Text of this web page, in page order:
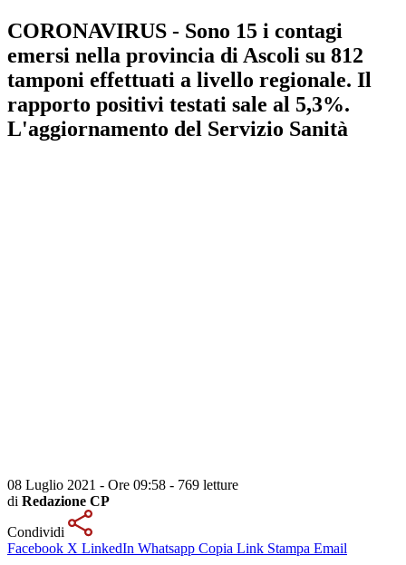
CORONAVIRUS - Sono 15 i contagi
emersi nella provincia di Ascoli su 812
tamponi effettuati a livello regionale. Il
rapporto positivi testati sale al 5,3%.
L'aggiornamento del Servizio Sanità
08 Luglio 2021 - Ore 09:58 - 769 letture
di Redazione CP
Condividi
Facebook X LinkedIn Whatsapp Copia Link Stampa Email